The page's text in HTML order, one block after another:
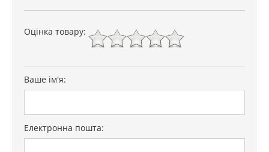
Оцінка товару:
Ваше ім'я:
Електронна пошта: